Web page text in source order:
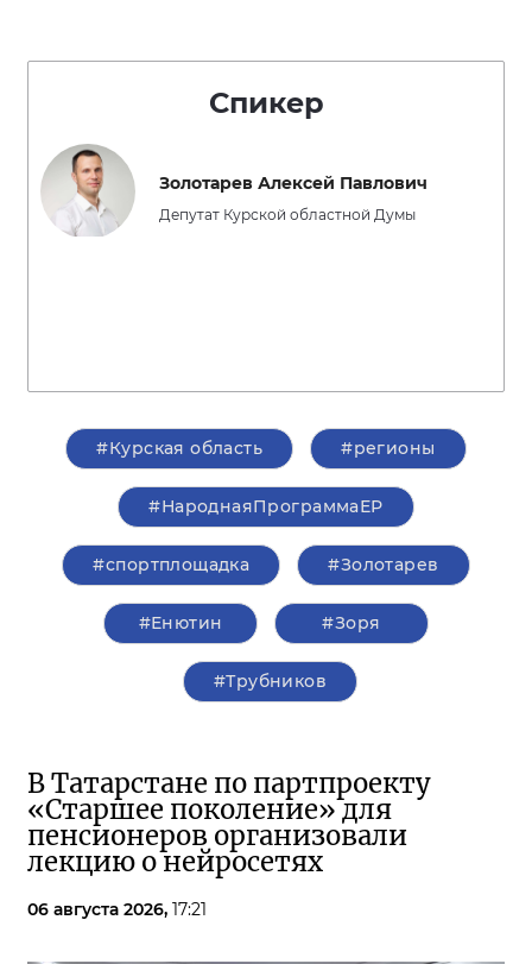
Спикер
Золотарев Алексей Павлович
Депутат Курской областной Думы
#Курская область #регионы
#НароднаяПрограммаЕР
#спортплощадка #Золотарев
#Енютин #Зоря
#Трубников
В Татарстане по партпроекту
«Старшее поколение» для
пенсионеров организовали
лекцию о нейросетях
06 августа 2026, 17:21